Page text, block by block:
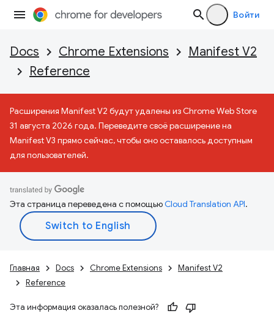
Войти
Docs Chrome Extensions
Manifest V2
Reference
Расширения Manifest V2 будут удалены из Chrome Web Store
31 августа 2026 года. Переведите своё расширение на
Manifest V3 прямо сейчас, чтобы оно оставалось доступным
для пользователей.
Эта страница переведена с помощьюCloud Translation API.
Главная Docs Chrome Extensions
Manifest V2
Reference
Эта информация оказалась полезной?